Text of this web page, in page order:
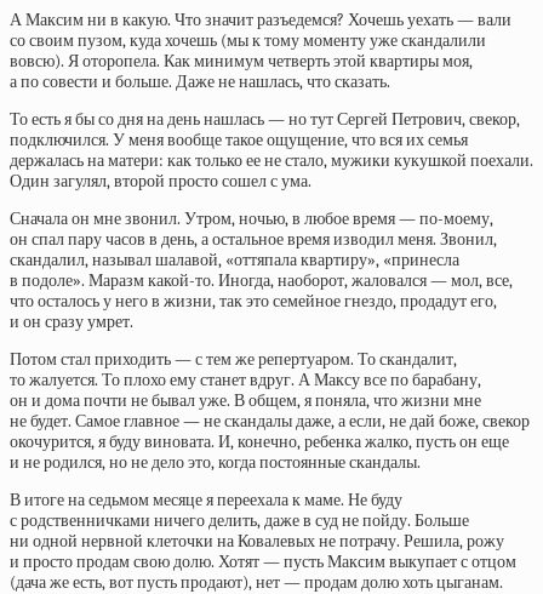
А Максим ни в какую. Что значит разъедемся? Хочешь уехать — вали
со своим пузом, куда хочешь (мы к тому моменту уже скандалили
вовсю). Я оторопела. Как минимум четверть этой квартиры моя,
а по совести и больше. Даже не нашлась, что сказать.
То есть я бы со дня на день нашлась — но тут Сергей Петрович, свекор,
подключился. У меня вообще такое ощущение, что вся их семья
держалась на матери: как только ее не стало, мужики кукушкой поехали.
Один загулял, второй просто сошел с ума.
Сначала он мне звонил. Утром, ночью, в любое время — по-моему,
он спал пару часов в день, а остальное время изводил меня. Звонил,
скандалил, называл шалавой, «оттяпала квартиру», «принесла
в подоле». Маразм какой-то. Иногда, наоборот, жаловался — мол, все,
что осталось у него в жизни, так это семейное гнездо, продадут его,
и он сразу умрет.
Потом стал приходить — с тем же репертуаром. То скандалит,
то жалуется. То плохо ему станет вдруг. А Максу все по барабану,
он и дома почти не бывал уже. В общем, я поняла, что жизни мне
не будет. Самое главное — не скандалы даже, а если, не дай боже, свекор
окочурится, я буду виновата. И, конечно, ребенка жалко, пусть он еще
и не родился, но не дело это, когда постоянные скандалы.
В итоге на седьмом месяце я переехала к маме. Не буду
с родственничками ничего делить, даже в суд не пойду. Больше
ни одной нервной клеточки на Ковалевых не потрачу. Решила, рожу
и просто продам свою долю. Хотят — пусть Максим выкупает с отцом
(дача же есть, вот пусть продают), нет — продам долю хоть цыганам.